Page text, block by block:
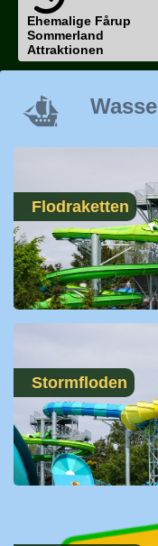
Ehemalige Fårup
Sommerland
Attraktionen
Flodraketten
Stormfloden